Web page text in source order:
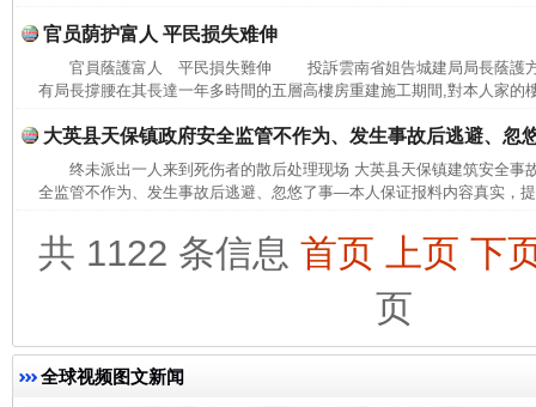
官员荫护富人 平民损失难伸
官員蔭護富人 平民損失難伸 投訴雲南省姐告城建局局長蔭護方
有局長撐腰在其長達一年多時間的五層高樓房重建施工期間,對本人家的
大英县天保镇政府安全监管不作为、发生事故后逃避、忽
终未派出一人来到死伤者的散后处理现场 大英县天保镇建筑安全事
全监管不作为、发生事故后逃避、忽悠了事—本人保证报料内容真实，
共 1122 条信息 首页 上页 下
页
全球视频图文新闻
完善运行机制助力责任有效落实 一纸欠